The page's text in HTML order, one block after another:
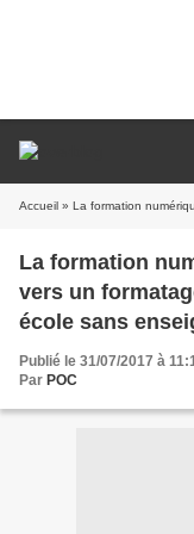
Accueil » La formation numérique, un Cheval
La formation
vers un
école sans
Publié le 31/07/2017 à
Par POC